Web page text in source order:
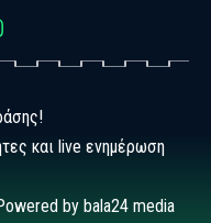
και live ενημέρωση
by bala24 media